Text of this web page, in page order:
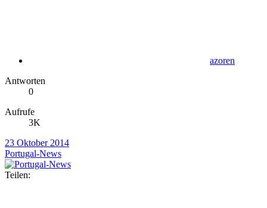
azoren
Antworten
0
Aufrufe
3K
23 Oktober 2014
Portugal-News
Teilen: